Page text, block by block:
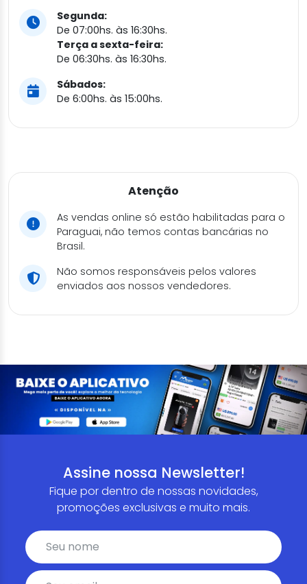
Segunda:
De 07:00hs. às 16:30hs.
Terça a sexta-feira:
De 06:30hs. às 16:30hs.
Sábados:
De 6:00hs. às 15:00hs.
Atenção
As vendas online só estão habilitadas para o
Paraguai, não temos contas bancárias no
Brasil.
Não somos responsáveis pelos valores
enviados aos nossos vendedores.
Assine nossa Newsletter!
Fique por dentro de nossas novidades,
promoções exclusivas e muito mais.